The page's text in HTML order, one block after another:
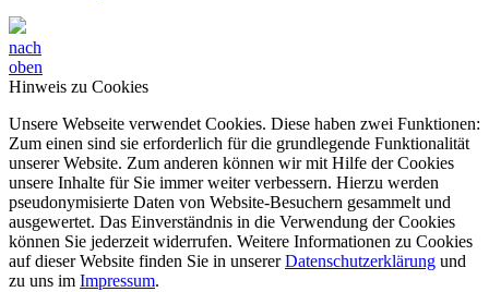
nach
oben
Hinweis zu Cookies
Unsere Webseite verwendet Cookies. Diese haben zwei Funktionen:
Zum einen sind sie erforderlich für die grundlegende Funktionalität
unserer Website. Zum anderen können wir mit Hilfe der Cookies
unsere Inhalte für Sie immer weiter verbessern. Hierzu werden
pseudonymisierte Daten von Website-Besuchern gesammelt und
ausgewertet. Das Einverständnis in die Verwendung der Cookies
können Sie jederzeit widerrufen. Weitere Informationen zu Cookies
auf dieser Website finden Sie in unsererDatenschutzerklärung und
zu uns im Impressum.